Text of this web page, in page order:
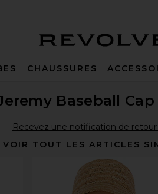
CHAUSSURES
Baseball Cap
Recevez une notification de
VOIR TOUT LES ARTICLES